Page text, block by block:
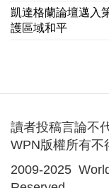
凱達格蘭論壇邁入
護區域和平
讀者投稿言論不
WPN版權所有不
2009-2025